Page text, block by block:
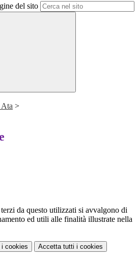
del sito
Ata >
da questo utilizzati si avvalgono di
ed utili alle finalità illustrate nella
i cookies Accetta tutti i cookies